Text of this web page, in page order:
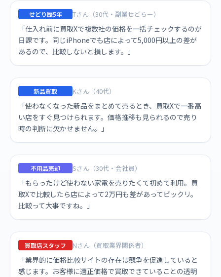
せどり歴5年 Tさん（30代・副業せどらー）
「仕入れ前に買取Xで複数社の価格を一括チェックするのが
日課です。同じiPhoneでも店によって5,000円以上の差が
あるので、比較しないと損します。」
新品買取 Kさん（40代）
「使わなくなった新品をまとめて売るとき、買取Xで一番高
い店をすぐ見つけられます。価格推移も見られるので売り
時の判断に欠かせません。」
不用品売却 Sさん（30代・会社員）
「もらったけど使わない家電を売りたくて初めて利用。買
取Xで比較したら店によって2万円も差があってビックリ。
比較って大事ですね。」
買取店スタッフ Nさん（買取業界関係者）
「業界的に価格比較サイトの存在は競争を促進していると
感じます。お客様に適正価格で買取できていることの透明